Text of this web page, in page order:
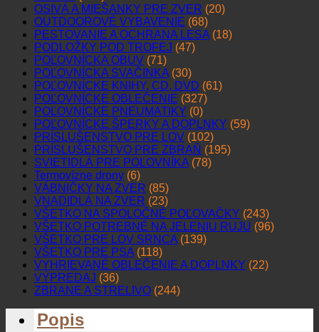
OSIVÁ A MIEŠANKY PRE ZVER (20)
OUTDOOROVÉ VYBAVENIE (68)
PESTOVANIE A OCHRANA LESA (18)
PODLOŽKY POD TROFEJ (47)
POĽOVNÍCKA OBUV (71)
POĽOVNÍCKA SVAČINKA (30)
POĽOVNÍCKE KNIHY, CD, DVD (61)
POĽOVNÍCKE OBLEČENIE (327)
POĽOVNÍCKE PNEUMATIKY (0)
POĽOVNÍCKE ŠPERKY A DOPLNKY (59)
PRÍSLUŠENSTVO PRE LOV (102)
PRÍSLUŠENSTVO PRE ZBRAŇ (195)
SVIETIDLÁ PRE POĽOVNÍKA (78)
Termovízne drony (6)
VÁBNIČKY NA ZVER (85)
VNADIDLÁ NA ZVER (23)
VŠETKO NA SPOLOČNÉ POĽOVAČKY (243)
VŠETKO POTREBNÉ NA JELENIU RUJU (96)
VŠETKO PRE LOV SRNCA (139)
VŠETKO PRE PSA (118)
VYHRIEVANÉ OBLEČENIE A DOPLNKY (22)
VÝPREDAJ (36)
ZBRANE A STRELIVO (244)
Popis